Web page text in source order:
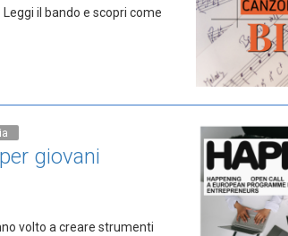
il bando e scopri come
giovani
volto a creare strumenti